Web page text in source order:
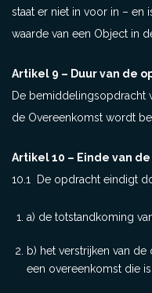
staat er niet in voor in – en
waarde van een Object in
Artikel 9 – Duur van de
De bemiddelingsopdracht
de Overeenkomst wordt
Artikel 10 – Einde van
10.1 De opdracht eindigt
a) de totstandkoming
b) het verstrijken van
een overeenkomst die